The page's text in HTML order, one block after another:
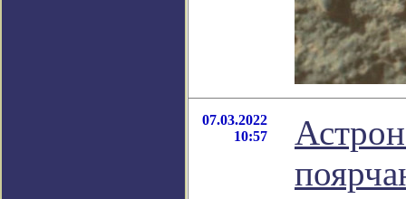
07.03.2022
10:57